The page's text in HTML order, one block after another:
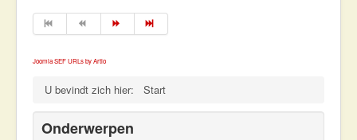
Joomla SEF URLs by Artio
U bevindt zich hier: Start
Onderwerpen